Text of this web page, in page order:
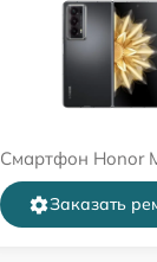
Смартфон Honor
Заказать